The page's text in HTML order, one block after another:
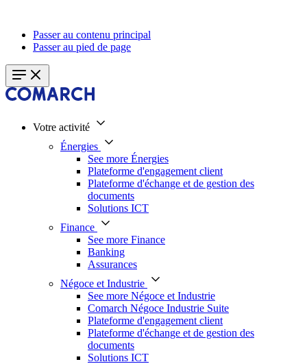
Passer au contenu principal
Passer au pied de page
Votre activité
Énergies
See more Énergies
Plateforme d'engagement client
Plateforme d'échange et de gestion des
documents
Solutions ICT
Finance
See more Finance
Banking
Assurances
Négoce et Industrie
See more Négoce et Industrie
Comarch Négoce Industrie Suite
Plateforme d'engagement client
Plateforme d'échange et de gestion des
documents
Solutions ICT